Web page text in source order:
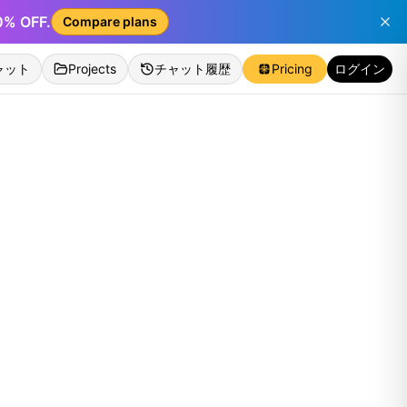
OFF. Compare plans
ット Projects チャット履歴 Pricing ログイン